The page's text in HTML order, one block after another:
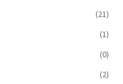
(21)
(1)
(0)
(2)